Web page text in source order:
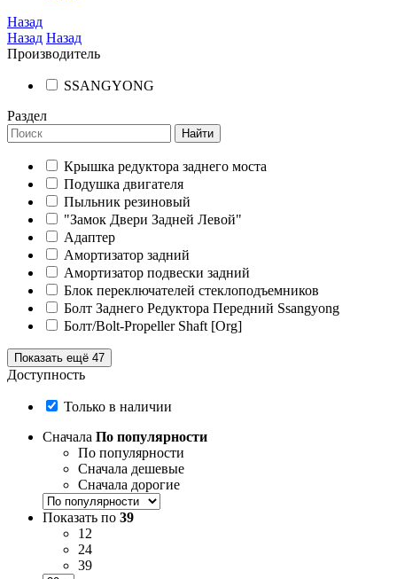
Назад
Назад Назад
Производитель
SSANGYONG
Раздел
Найти
Крышка редуктора заднего моста
Подушка двигателя
Пыльник резиновый
"Замок Двери Задней Левой"
Адаптер
Амортизатор задний
Амортизатор подвески задний
Блок переключателей стеклоподъемников
Болт Заднего Редуктора Передний Ssangyong
Болт/Bolt-Propeller Shaft [Org]
Показать ещё 47
Доступность
Только в наличии
Сначала По популярности
По популярности
Сначала дешевые
Сначала дорогие
Показать по 39
12
24
39